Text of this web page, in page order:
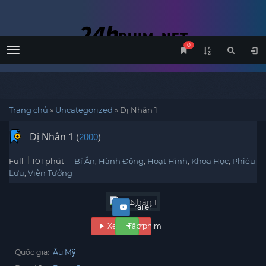
Menu
0
Trang chủ » Uncategorized » Dị Nhân 1
Dị Nhân 1 (2000)
Full 101 phút Bí Ẩn Hành Động Hoạt Hình Khoa Học Phiêu
Lưu Viễn Tưởng
Xem phim
Trailer
Tập phim
Quốc gia: Âu Mỹ